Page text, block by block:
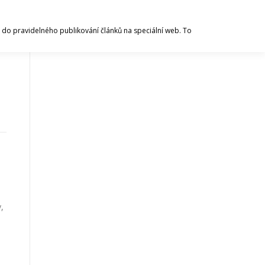
pravidelného publikování článků na speciální web. To